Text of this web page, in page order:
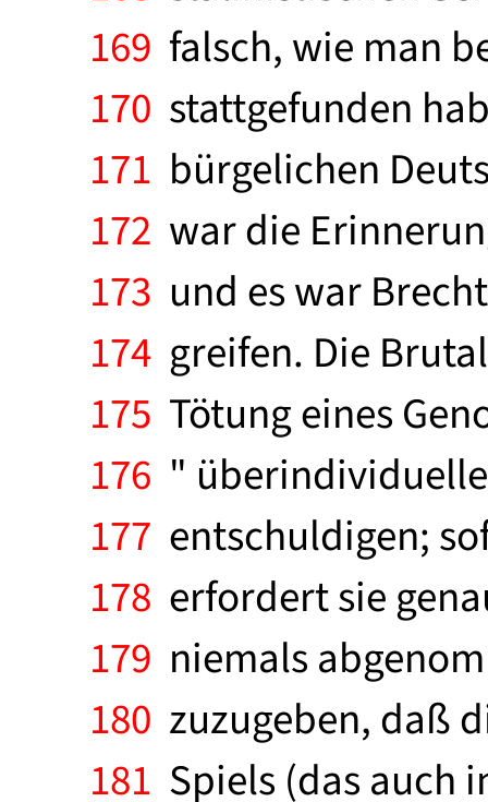
169 falsch, wie man
170 stattgefunden
171 bürgelichen
172 war die
173 und es war
174 greifen. Die
175 Tötung eines
176 "
177 entschuldigen;
178 erfordert sie
179 niemals
180 zuzugeben, daß
181 Spiels (das auch